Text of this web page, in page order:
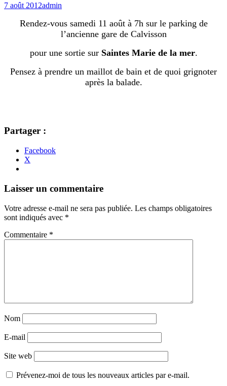
7 août 2012admin
Rendez-vous samedi 11 août à 7h sur le parking de
l’ancienne gare de Calvisson
pour une sortie sur Saintes Marie de la mer.
Pensez à prendre un maillot de bain et de quoi grignoter
après la balade.
Partager :
Facebook
X
Navigation
articles
←
→
Laisser un commentaire
Votre adresse e-mail ne sera pas publiée. Les champs obligatoires
sont indiqués avec *
Commentaire *
Nom
E-mail
Site web
Prévenez-moi de tous les nouveaux articles par e-mail.